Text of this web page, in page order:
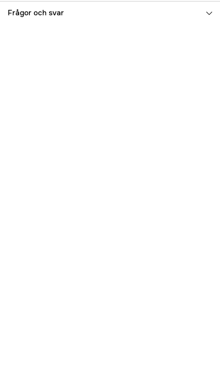
Referensnummer 5000092535
Frågor och svar